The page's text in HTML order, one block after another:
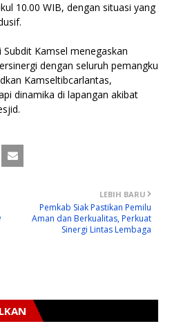
10.00 WIB, dengan situasi yang
Kamsel menegaskan
dengan seluruh pemangku
Kamseltibcarlantas,
dinamika di lapangan akibat
LEBIH BARU
Pemkab Siak Pastikan Pemilu
Aman dan Berkualitas, Perkuat
Sinergi Lintas Lembaga